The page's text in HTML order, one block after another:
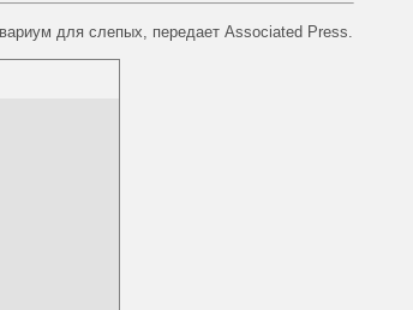
для слепых, передает Associated Press.